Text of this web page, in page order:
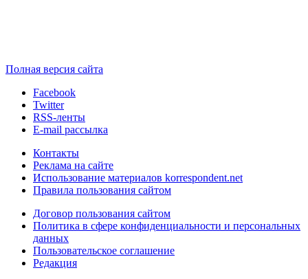
Полная версия сайта
Facebook
Twitter
RSS-ленты
E-mail рассылка
Контакты
Реклама на сайте
Использование материалов korrespondent.net
Правила пользования сайтом
Договор пользования сайтом
Политика в сфере конфиденциальности и персональных
данных
Пользовательское соглашение
Редакция